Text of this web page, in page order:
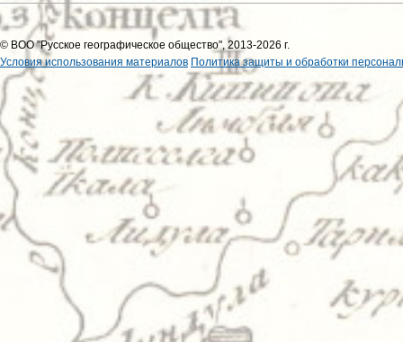
© ВОО "Русское географическое общество", 2013-2026 г.
Условия использования материалов Политика защиты и обработки